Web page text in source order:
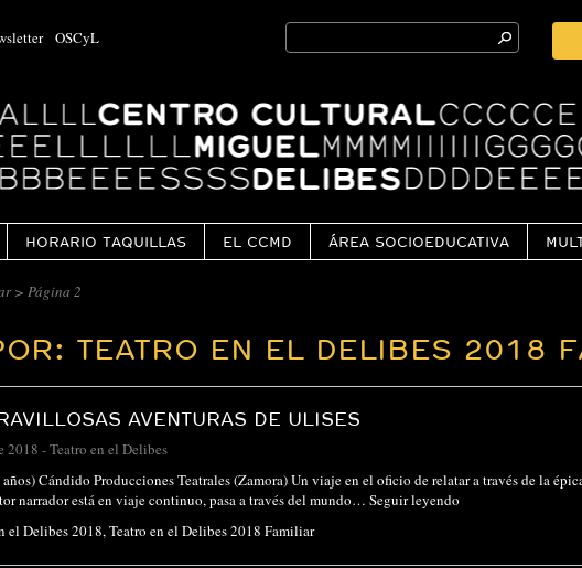
OSCyL
Search
for:
HORARIO TAQUILLAS EL CCMD ÁREA SOCIOEDUCATIVA
> Página 2
TEATRO EN EL DELIBES 2018
AVENTURAS DE ULISES
2018 -Teatro en el Delibes
Cándido Producciones Teatrales (Zamora) Un viaje en el oficio de relatar a través de la
narrador está en viaje continuo, pasa a través del mundo… Seguir leyendo
el Delibes 2018,Teatro en el Delibes 2018 Familiar